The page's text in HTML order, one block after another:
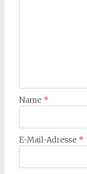
Name *
E-Mail-Adresse *